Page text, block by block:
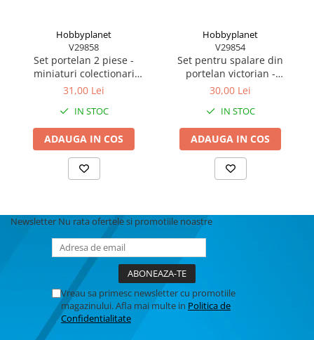
MACHETE ELICOPTERE SI AVIOANE
MACHETE MOTOCICLETE SI
Miniaturi Navale de Colectie
MACHETE RALIU – Miniaturi Masini
de Raliu la Diverse Scari
MINI DIORAME
Seturi HOTWHEELS
VITRINE, FIGURINE, ACCESORII
ACCESORII CARNAVAL
ACCESORII SI BIJUTERII CARNAVAL
Hobbyplanet
V29858
Set portelan 2 piese -
miniaturi colectionari
papusi
31,00 Lei
IN STOC
ADAUGA IN COS
Hobbyplanet
V29854
Set pentru spalare din
portelan victorian -
miniaturi colectionari
30,00 Lei
IN STOC
ADAUGA IN COS
Newsletter Nu rata ofertele si promotiile noastre
Vreau sa primesc newsletter cu promotiile
magazinului. Afla mai multe in Politica de
Confidentialitate